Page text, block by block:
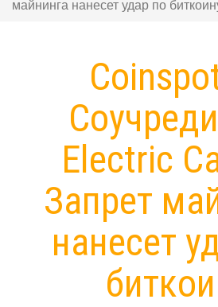
майнинга нанесет удар по
Electric
Запрет
нанесет